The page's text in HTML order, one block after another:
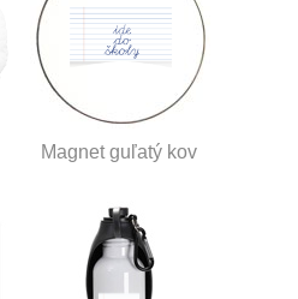
Magnet guľatý kov